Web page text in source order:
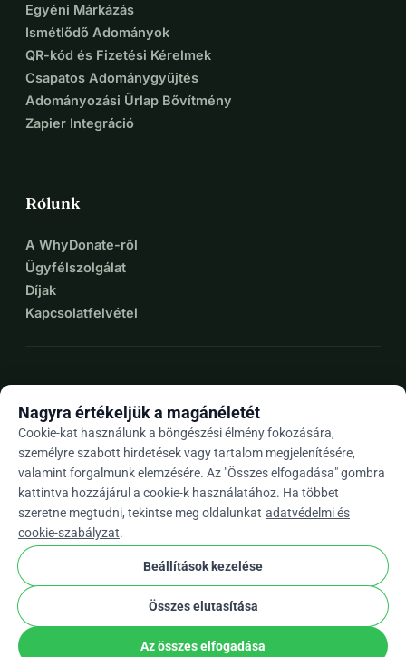
Egyéni Márkázás
Ismétlődő Adományok
QR-kód és Fizetési Kérelmek
Csapatos Adománygyűjtés
Adományozási Űrlap Bővítmény
Zapier Integráció
Rólunk
A WhyDonate-ről
Ügyfélszolgálat
Díjak
Kapcsolatfelvétel
Huarrow_drop_down
★★★★★4,9 / 5 több mint 500 értékelés alapján
WhyDonate
Adatvédelem és sütik
Általános szerződési feltételek
Európában Készült stripe checkEllenőrzött Partner
Nagyra értékeljük a magánéletét
Cookie-kat használunk a böngészési élmény fokozására,
személyre szabott hirdetések vagy tartalom megjelenítésére,
valamint forgalmunk elemzésére. Az "Összes elfogadása" gombra
kattintva hozzájárul a cookie-k használatához. Ha többet
szeretne megtudni, tekintse meg oldalunkat adatvédelmi és
cookie-szabályzat.
Beállítások kezelése
Összes elutasítása
Az összes elfogadása